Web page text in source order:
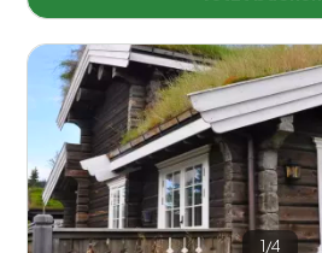
Anzahl der Gäste?
Regionen
1/4